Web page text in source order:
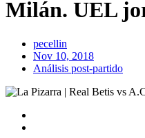
Milán. UEL
pecellin
Nov 10, 2018
Análisis post-partido